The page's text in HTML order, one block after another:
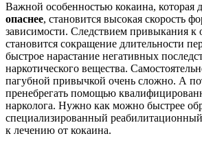
Важной особенностью кокаина, которая
опаснее, становится высокая скорость
зависимости. Следствием привыкания к
становится сокращение длительности
быстрое нарастание негативных
наркотического вещества.
пагубной привычкой очень сложно. А
пренебрегать помощью
нарколога. Нужно как можно быстрее
специализированный
к лечению от кокаина.